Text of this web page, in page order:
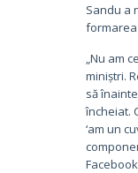
Sandu a
formarea
„Nu am
miniștri.
să
încheiat.
‘am un